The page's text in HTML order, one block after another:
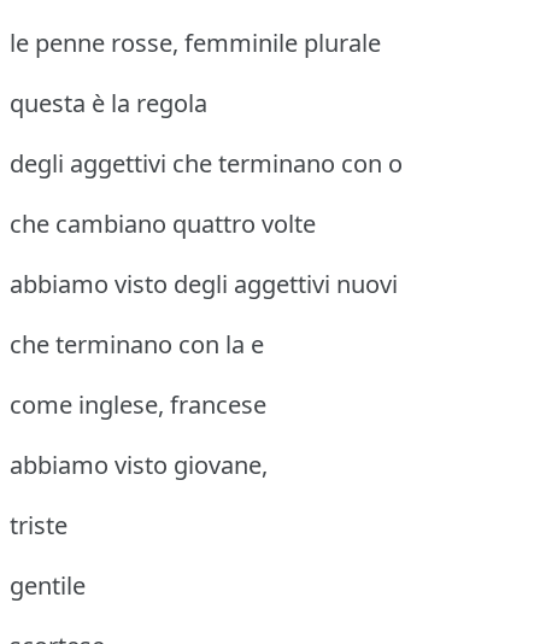
le penne rosse, femminile plurale
questa è la regola
degli aggettivi che terminano con o
che cambiano quattro volte
abbiamo visto degli aggettivi nuovi
che terminano con la e
come inglese, francese
abbiamo visto giovane,
triste
gentile